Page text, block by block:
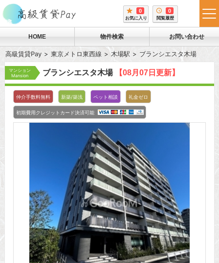
0
お気に入り
0
閲覧履歴
HOME 物件検索 お問い合わせ
高級賃貸Pay 東京メトロ東西線 木場駅 ブランシエスタ木場
マンション
Mansion
ブランシエスタ木場 【08月07日更新】
仲介手数料無料 新築/築浅 ペット相談 礼金ゼロ
初期費用クレジットカード決済可能